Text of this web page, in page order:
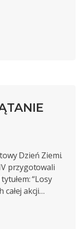
Dzień Ziemi.
przygotowali
“Losy
całej akcji…